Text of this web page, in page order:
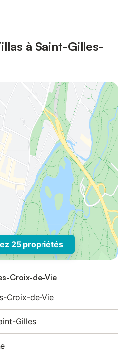
à Saint-Gilles-
25 propriétés
Croix-de-Vie
Croix-de-Vie
Gilles